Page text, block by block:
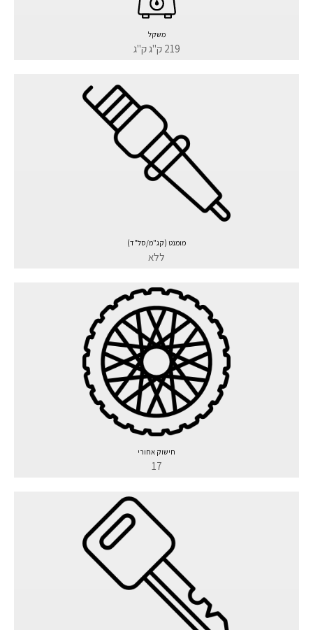
משקל
219 ק"ג ק"ג
מומנט (קג"מ/סל"ד)
ללא
חישוק אחורי
17